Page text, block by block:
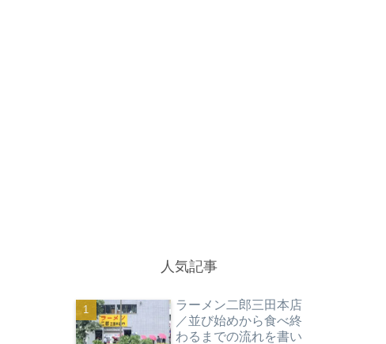
人気記事
ラーメン二郎三田本店
／並び始めから食べ終
わるまでの流れを書い